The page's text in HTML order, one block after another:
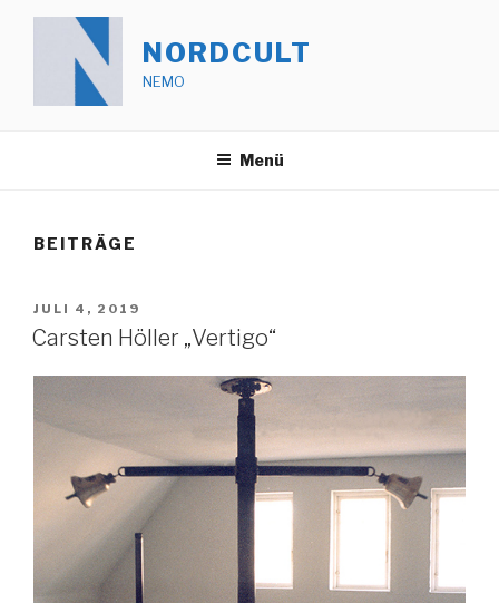
NORDCULT
NEMO
Menü
BEITRÄGE
VERÖFFENTLICHT
AM
JULI 4, 2019
Carsten Höller „Vertigo“